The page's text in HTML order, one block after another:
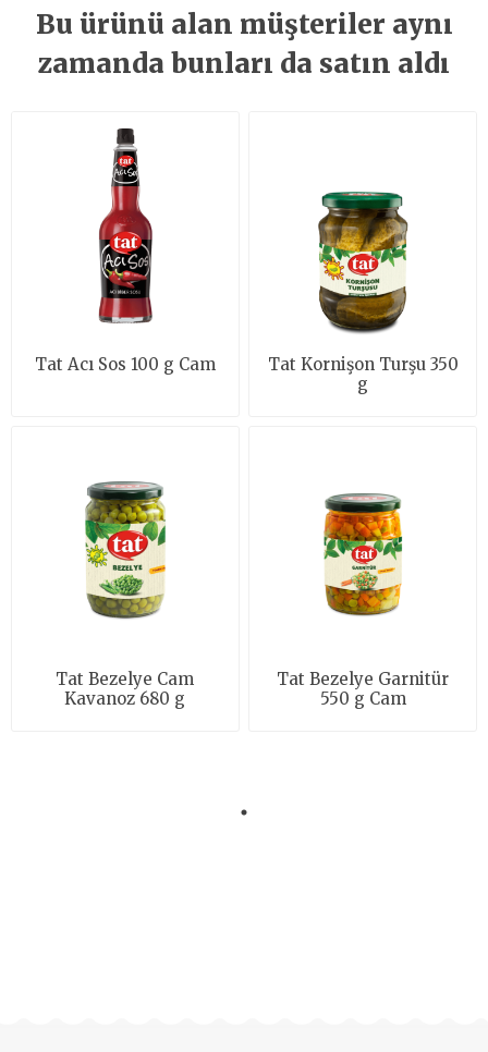
Bu ürünü alan müşteriler aynı
zamanda bunları da satın aldı
Tat Acı Sos 100 g Cam
Tat Kornişon Turşu 350
g
Tat Bezelye Cam
Kavanoz 680 g
Tat Bezelye Garnitür
550 g Cam